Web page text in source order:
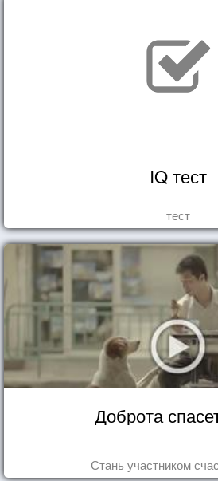
IQ тест
тест
Доброта
Стань участником